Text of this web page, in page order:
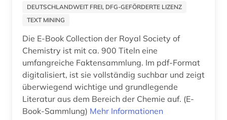
ausenhandelswirtschaft (1)
ausgabe (1)
ausgestorbene (1)
ausland (1)
DEUTSCHLANDWEIT FREI, DFG-GEFÖRDERTE LIZENZ
TEXT MINING
Die E-Book Collection der Royal Society of
Chemistry ist mit ca. 900 Titeln eine
umfangreiche Faktensammlung. Im pdf-Format
digitalisiert, ist sie vollständig suchbar und zeigt
überwiegend wichtige und grundlegende
Literatur aus dem Bereich der Chemie auf. (E-
Book-Sammlung) Mehr Informationen